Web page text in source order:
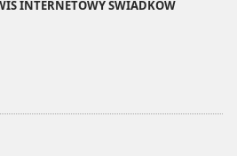
INTERNETOWY ŚWIADKÓW